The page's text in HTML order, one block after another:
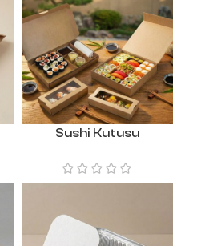
Sushi Kutusu